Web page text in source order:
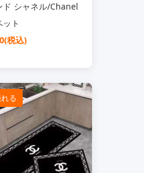
ド シャネル/Chanel
ット
税込)
る